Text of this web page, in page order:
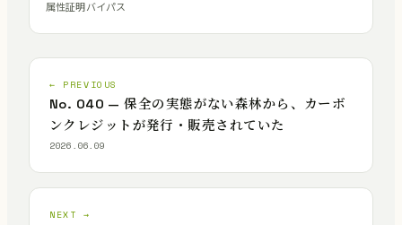
属性証明バイパス
← PREVIOUS
No. 040 — 保全の実態がない森林から、カーボ
ンクレジットが発行・販売されていた
2026.06.09
NEXT →